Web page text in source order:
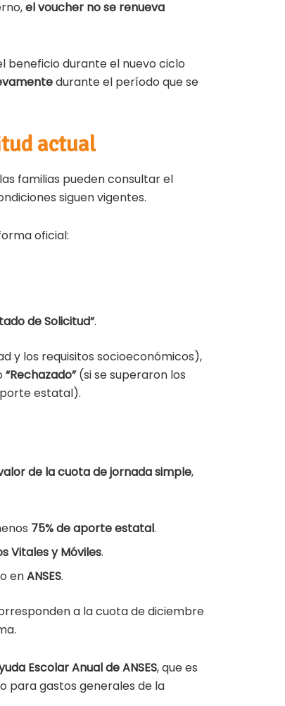
el voucher no se renueva
beneficio durante el nuevo ciclo
durante el período que se
actual
familias pueden consultar el
siguen vigentes.
oficial:
de Solicitud”.
y los requisitos socioeconómicos),
“Rechazado”(si se superaron los
estatal).
de la cuota de jornada simple,
75% de aporte estatal.
Vitales y Móviles.
enANSES.
a la cuota de diciembre
Escolar Anual de ANSES, que es
para gastos generales de la